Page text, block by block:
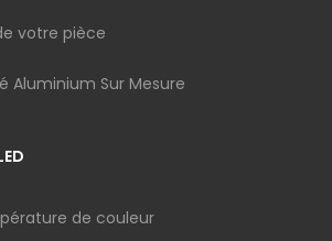
votre pièce
Aluminium Sur Mesure
de couleur